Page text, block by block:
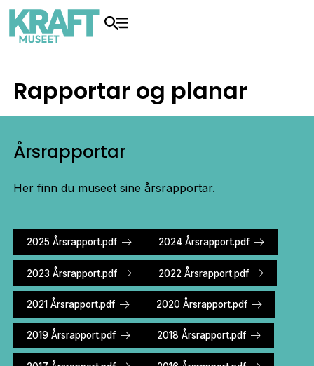
Rapportar og planar
Årsrapportar
Her finn du museet sine årsrapportar.
2025 Årsrapport.pdf 2024 Årsrapport.pdf
2023 Årsrapport.pdf 2022 Årsrapport.pdf
2021 Årsrapport.pdf 2020 Årsrapport.pdf
2019 Årsrapport.pdf 2018 Årsrapport.pdf